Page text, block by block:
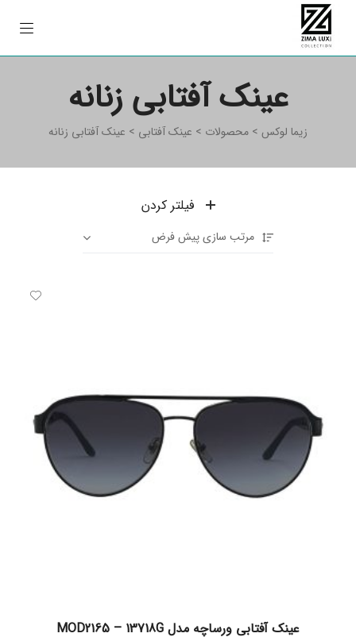
زیما لوکس > محصولات > عینک آفتابی > عینک آفتابی زنانه
عینک آفتابی زنانه
فیلتر کردن
مرتب سازی پیش فرض
افزودن به سبد خرید
عینک آفتابی ورساچه مدل MOD2165 – 13718G